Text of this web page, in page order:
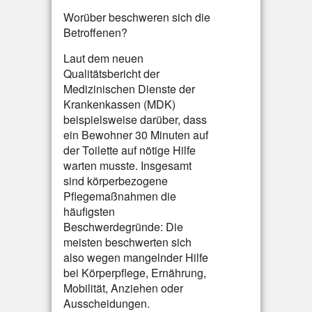
Worüber beschweren sich die
Betroffenen?
Laut dem neuen
Qualitätsbericht der
Medizinischen Dienste der
Krankenkassen (MDK)
beispielsweise darüber, dass
ein Bewohner 30 Minuten auf
der Toilette auf nötige Hilfe
warten musste. Insgesamt
sind körperbezogene
Pflegemaßnahmen die
häufigsten
Beschwerdegründe: Die
meisten beschwerten sich
also wegen mangelnder Hilfe
bei Körperpflege, Ernährung,
Mobilität, Anziehen oder
Ausscheidungen.